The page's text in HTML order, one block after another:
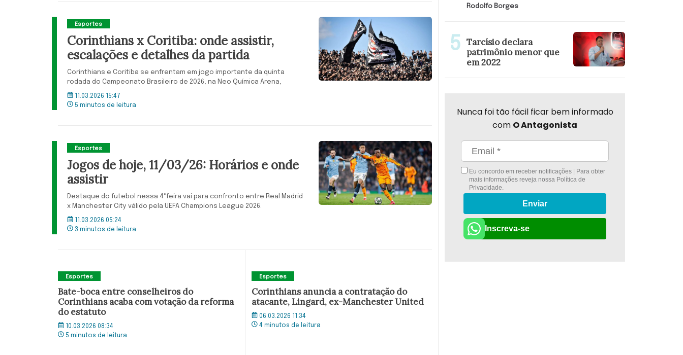
Esportes
Corinthians x Coritiba: onde assistir,
escalações e detalhes da partida
Corinthians e Coritiba se enfrentam em jogo importante da quinta
rodada do Campeonato Brasileiro de 2026, na Neo Química Arena,
11.03.2026 15:47
5 minutos de leitura
Esportes
Jogos de hoje, 11/03/26: Horários e onde
assistir
Destaque do futebol nessa 4°feira vai para confronto entre Real Madrid
x Manchester City válido pela UEFA Champions League 2026.
11.03.2026 05:24
3 minutos de leitura
Esportes
Bate-boca entre conselheiros do
Corinthians acaba com votação da reforma
do estatuto
10.03.2026 08:34
5 minutos de leitura
Esportes
Corinthians anuncia a contratação do
atacante, Lingard, ex-Manchester United
06.03.2026 11:34
4 minutos de leitura
Rodolfo Borges
Tarcísio declara
patrimônio menor que
em 2022
Nunca foi tão fácil ficar bem informado
com O Antagonista
Eu concordo em receber notificações | Para obter
mais informações reveja nossa Política de
Privacidade.
Enviar
Inscreva-se